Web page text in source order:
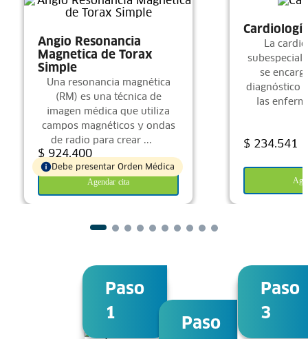
Debe presentar Orden Médica
Angio Resonancia
Magnetica de Torax
Simple
Una resonancia magnética
(RM) es una técnica de
imagen médica que utiliza
campos magnéticos y ondas
de radio para crear ...
$ 924.400
Agendar cita
La
se
diagnóstico
las
$ 234.541
Paso
1
Paso
Paso
3